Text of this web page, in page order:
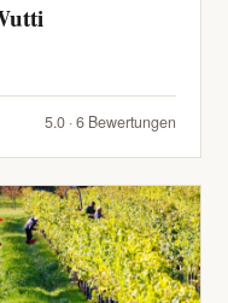
5.0 · 6 Bewertungen